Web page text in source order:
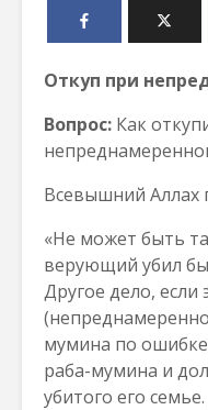
Откуп при
Вопрос: Как
Всевышний Аллах
«Не может быть
верующий убил
Другое дело, если
мумина по
раба-мумина и
убитого его